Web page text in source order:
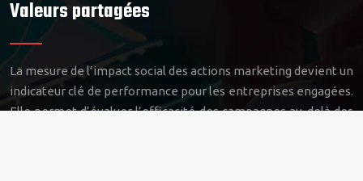
Valeurs partagées
La mesure de l’impact social des actions marketing devient un
indicateur clé de performance pour les entreprises engagées.
Elle permet d’évaluer l’efficacité des campagnes au-delà des